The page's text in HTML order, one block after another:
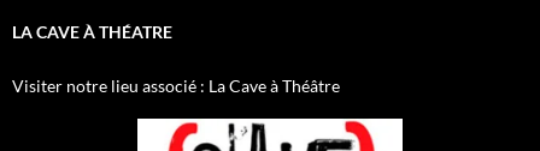
AnnibalEtSesElephants
sur
annibal_lacave
sur
LA CAVE À THÉATRE
Visiter notre lieu associé : La Cave à Théâtre